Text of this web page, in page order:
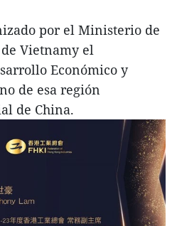
por el Ministerio de
Vietnamy el
Económico y
de esa región
de China.